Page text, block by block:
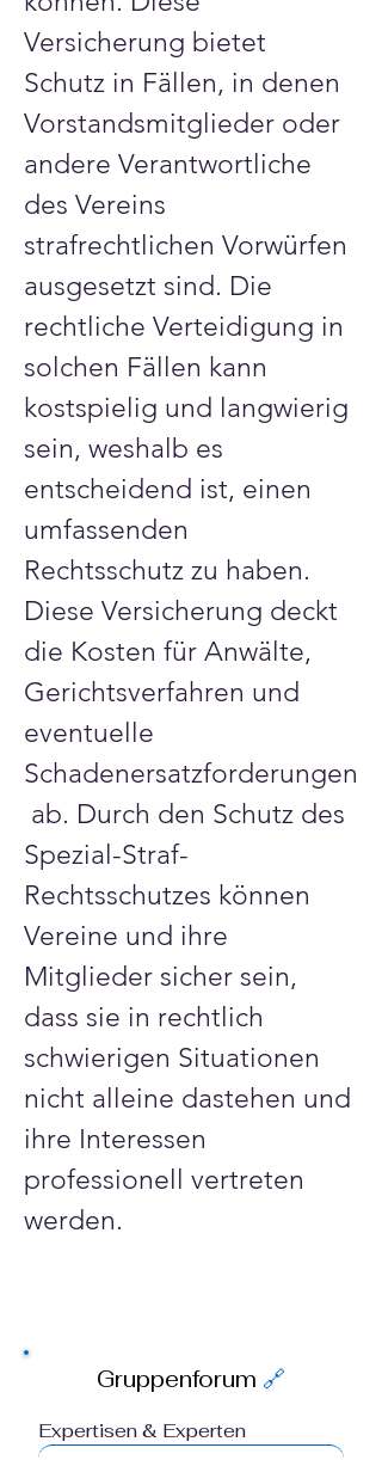
Versicherung bietet
Schutz in Fällen, in denen
Vorstandsmitglieder oder
andere Verantwortliche
des Vereins
strafrechtlichen Vorwürfen
ausgesetzt sind. Die
rechtliche Verteidigung in
solchen Fällen kann
kostspielig und langwierig
sein, weshalb es
entscheidend ist, einen
umfassenden
Rechtsschutz zu haben.
Diese Versicherung deckt
die Kosten für Anwälte,
Gerichtsverfahren und
eventuelle
Schadenersatzforderungen
ab. Durch den Schutz des
Spezial-Straf-
Rechtsschutzes können
Vereine und ihre
Mitglieder sicher sein,
dass sie in rechtlich
schwierigen Situationen
nicht alleine dastehen und
ihre Interessen
professionell vertreten
werden.
Gruppenforum 🔗
Expertisen & Experten